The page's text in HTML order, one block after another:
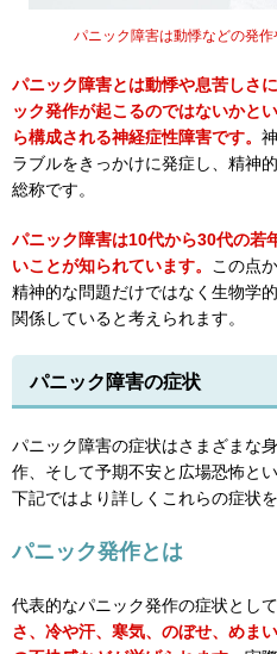
パニック障害は動悸などの発
パニック障害とは動悸や息苦しさ
ック発作が起こるのではないかと
ら構成される神経症性障害です。
ラブルをきっかけに発症し、精神
総称です。
パニック障害は10代から30代の若
いことが知られています。
この点
精神的な問題だけではなく生物学
関係していると考えられます。
パニック障害の症状
パニック障害の症状はさまざまな
作、そして予期不安と広場恐怖と
下記ではより詳しくこれらの症状
パニック発作とは
代表的なパニック発作の症状とし
さ、冷や汗、寒気、のぼせ、めま